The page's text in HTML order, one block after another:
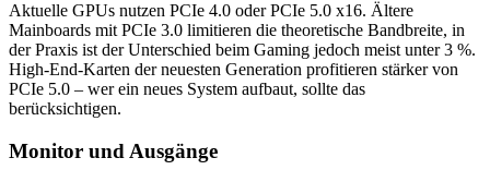
Aktuelle GPUs nutzen PCIe 4.0 oder PCIe 5.0 x16. Ältere
Mainboards mit PCIe 3.0 limitieren die theoretische Bandbreite, in
der Praxis ist der Unterschied beim Gaming jedoch meist unter 3 %.
High-End-Karten der neuesten Generation profitieren stärker von
PCIe 5.0 – wer ein neues System aufbaut, sollte das
berücksichtigen.
Monitor und Ausgänge